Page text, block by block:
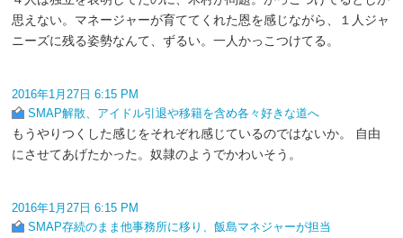
思えない。マネージャーが育ててくれた恩を感じながら、１人ジャ
ニーズに残る姿勢なんて、ずるい。一人かっこつけてる。
2016年1月27日 6:15 PM
SMAP解散、アイドル引退や移籍を含め各々好きな道へ
もうやりつくした感じをそれぞれ感じているのではないか。 自由
にさせてあげたかった。奴隷のようでかわいそう。
2016年1月27日 6:15 PM
SMAP存続のまま他事務所に移り、飯島マネジャーが担当